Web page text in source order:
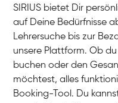
Gesang / Vocal
Gesang / Vocal
Gesang / Vocal
Gesang / Vocal
Gesang / Vocal
Gesang / Vocal
Gesang / Vocal
SIRIUS bietet Dir
auf Deine Bedürfnisse
Lehrersuche bis zur
unsere Plattform. Ob
buchen oder den
möchtest, alles
Booking-Tool. Du